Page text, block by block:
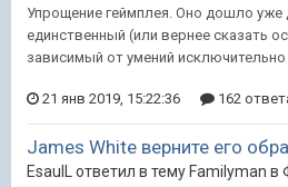
Упрощение геймплея. Оно дошло уже
единственный (или вернее сказать
зависимый от умений исключительно
21 янв 2019, 15:22:36 162
James White верните его
EsaulL ответил в тему Familyman в